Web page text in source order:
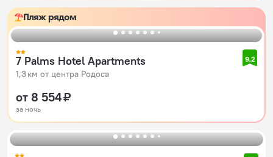
Пляж рядом
7 Palms Hotel Apartments
1,3 км от центра Родоса
9,2
от 8 554 ₽
за ночь